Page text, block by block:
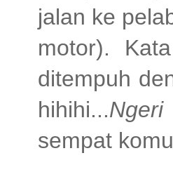
jalan ke
motor).
ditempuh
hihihi...Ngeri
sempat